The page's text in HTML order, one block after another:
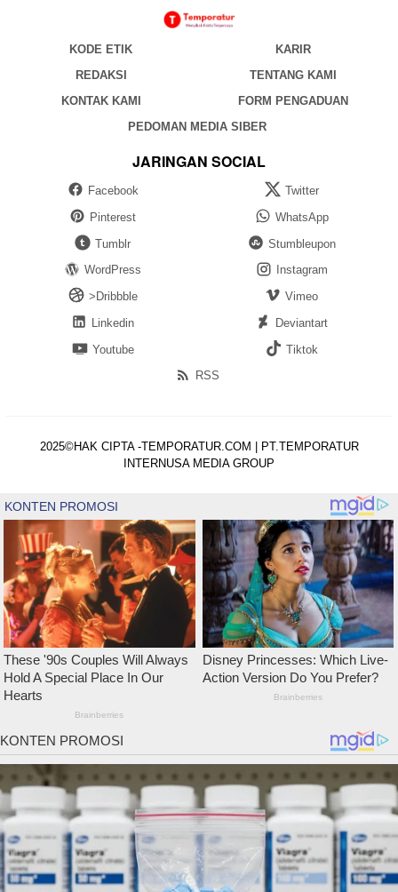
KODE ETIK
KARIR
REDAKSI
TENTANG KAMI
KONTAK KAMI
FORM PENGADUAN
PEDOMAN MEDIA SIBER
JARINGAN SOCIAL
Facebook
Twitter
Pinterest
WhatsApp
Tumblr
Stumbleupon
WordPress
Instagram
>Dribbble
Vimeo
Linkedin
Deviantart
Youtube
Tiktok
RSS
2025©HAK CIPTA -TEMPORATUR.COM | PT.TEMPORATUR
INTERNUSA MEDIA GROUP